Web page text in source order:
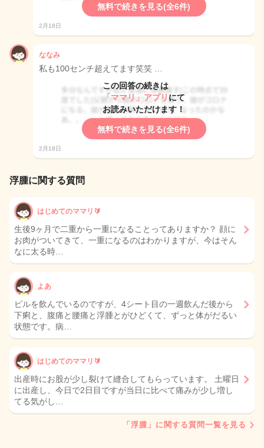
無料で続きを見る(全6件)
2月18日
ななみ
私も100センチ超えてます笑笑 …
この回答の続きは
「ママリ」アプリ にて
お読みいただけます！
無料で続きを見る(全6件)
2月18日
浮腫に関する質問
はじめてのママリ🔰
生後9ヶ月で二重から一重になることってありますか？ 顔に
お肉がついてきて、一重になるのはわかりますが、今はそん
なに太る時…
よあ
ピルを飲んでいるのですが、4シート目の一週飲んだ後から
下痢と、腹痛と腰痛と浮腫とがひどくて、ずっと体がだるい
状態です。病…
はじめてのママリ🔰
出産時にお股が少し裂けて縫合してもらっています。 土曜日
に出産し、今日で2日目ですが当日に比べて痛みが少し増し
てる気がし…
「浮腫」に関する質問一覧を見る